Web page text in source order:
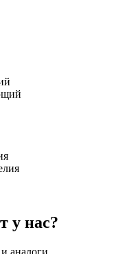
у нас?